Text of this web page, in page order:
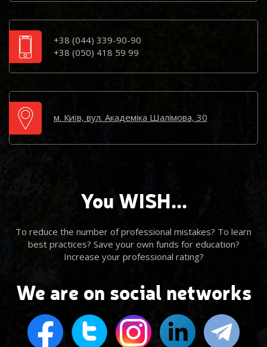
+38 (044) 339-90-90
+38 (050) 418 59 99
м. Київ, вул. Академіка Шалімова, 30
You WISH...
To reduce the number of professional mistakes? To learn
best practices? Save your own funds for education?
Increase your professional rating?
We are on social networks